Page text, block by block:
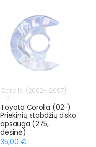
Corolla (2002- 2007)
E12
Toyota Corolla (02-)
Priekinių stabdžių disko
apsauga (275,
dešinė)
35,00 €